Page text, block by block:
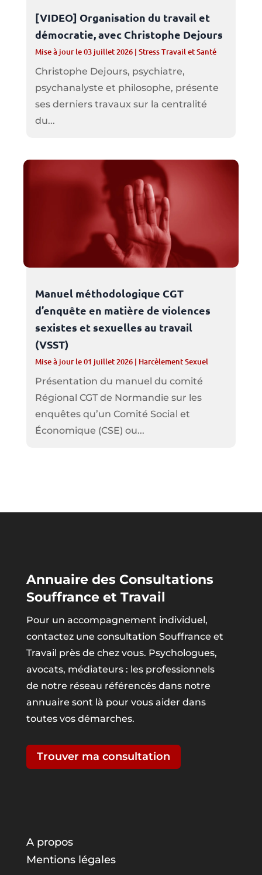
[VIDEO] Organisation du travail et
démocratie, avec Christophe Dejours
Mise à jour le 03 juillet 2026| Stress Travail et Santé
Christophe Dejours, psychiatre,
psychanalyste et philosophe, présente
ses derniers travaux sur la centralité
du...
Manuel méthodologique CGT
d’enquête en matière de violences
sexistes et sexuelles au travail
(VSST)
Mise à jour le 01 juillet 2026| Harcèlement Sexuel
Présentation du manuel du comité
Régional CGT de Normandie sur les
enquêtes qu’un Comité Social et
Économique (CSE) ou...
Annuaire des Consultations
Souffrance et Travail
Pour un accompagnement individuel,
contactez une consultation Souffrance et
Travail près de chez vous. Psychologues,
avocats, médiateurs : les professionnels
de notre réseau référencés dans notre
annuaire sont là pour vous aider dans
toutes vos démarches.
Trouver ma consultation
A propos
Mentions légales